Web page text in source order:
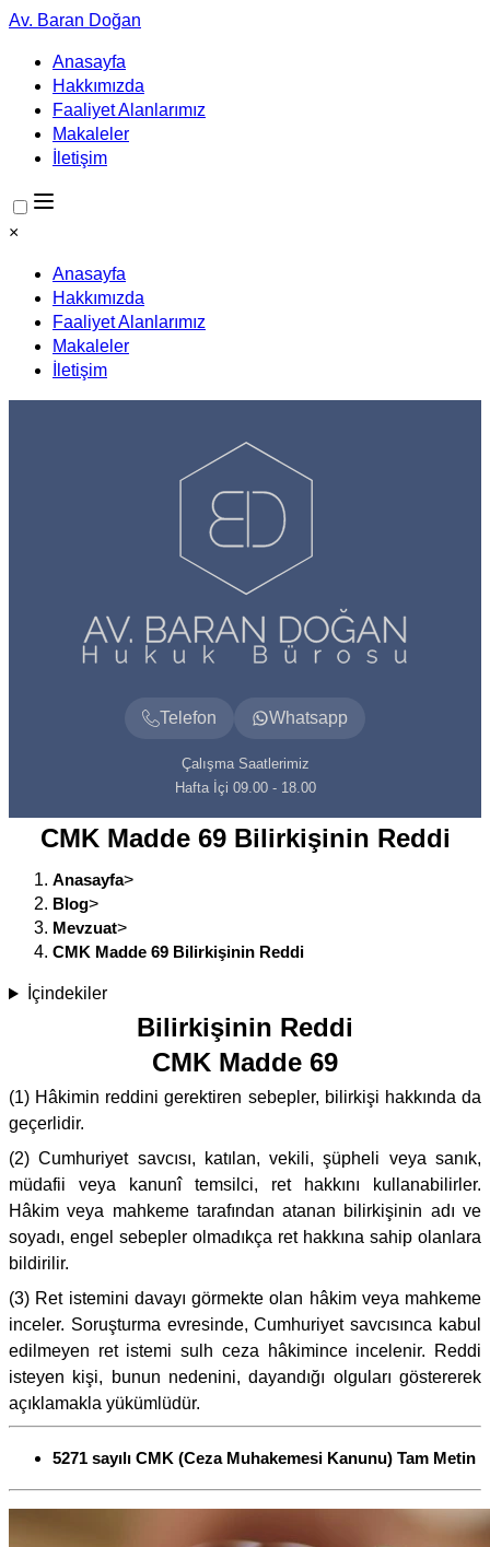
Av. Baran Doğan
Anasayfa
Hakkımızda
Faaliyet Alanlarımız
Makaleler
İletişim
×
Anasayfa
Hakkımızda
Faaliyet Alanlarımız
Makaleler
İletişim
Telefon Whatsapp
Çalışma Saatlerimiz
Hafta İçi 09.00 - 18.00
CMK Madde 69 Bilirkişinin Reddi
Anasayfa>
Blog>
Mevzuat>
CMK Madde 69 Bilirkişinin Reddi
İçindekiler
Bilirkişinin Reddi
CMK Madde 69
(1) Hâkimin reddini gerektiren sebepler, bilirkişi hakkında da
geçerlidir.
(2) Cumhuriyet savcısı, katılan, vekili, şüpheli veya sanık,
müdafii veya kanunî temsilci, ret hakkını kullanabilirler.
Hâkim veya mahkeme tarafından atanan bilirkişinin adı ve
soyadı, engel sebepler olmadıkça ret hakkına sahip olanlara
bildirilir.
(3) Ret istemini davayı görmekte olan hâkim veya mahkeme
inceler. Soruşturma evresinde, Cumhuriyet savcısınca kabul
edilmeyen ret istemi sulh ceza hâkimince incelenir. Reddi
isteyen kişi, bunun nedenini, dayandığı olguları göstererek
açıklamakla yükümlüdür.
5271 sayılı CMK (Ceza Muhakemesi Kanunu) Tam Metin